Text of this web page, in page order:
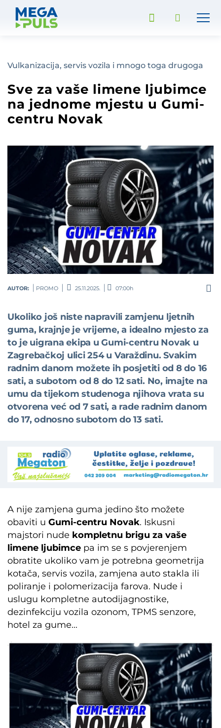
Vulkanizacija, servis vozila i mnogo toga drugoga
Sve za vaše limene ljubimce
na jednome mjestu u Gumi-
centru Novak
AUTOR: PROMO 25.11.2025. 07:00h
Ukoliko još niste napravili zamjenu ljetnih
guma, krajnje je vrijeme, a idealno mjesto za
to je uigrana ekipa u Gumi-centru Novak u
Zagrebačkoj ulici 254 u Varaždinu. Svakim
radnim danom možete ih posjetiti od 8 do 16
sati, a subotom od 8 do 12 sati. No, imajte na
umu da tijekom studenoga njihova vrata su
otvorena već od 7 sati, a rade radnim danom
do 17, odnosno subotom do 13 sati.
A nije zamjena guma jedino što možete
obaviti u Gumi-centru Novak. Iskusni
majstori nude kompletnu brigu za vaše
limene ljubimce pa im se s povjerenjem
obratite ukoliko vam je potrebna geometrija
kotača, servis vozila, zamjena auto stakla ili
poliranje i polomerizacija farova. Nude i
uslugu kompletne autodijagnostike,
dezinfekciju vozila ozonom, TPMS senzore,
hotel za gume...